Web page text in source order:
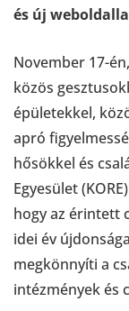
és új
November 17-
közös
épületekkel,
apró
hősökkel és
Egyesület
hogy az érintett
idei év
megkönnyíti a
intézmények és